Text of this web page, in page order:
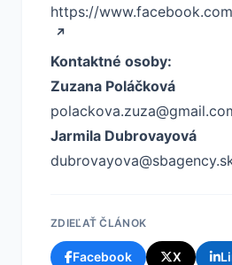
https://
Kontaktné osoby:
Zuzana Poláčková
Jarmila Dubrovayová
ZDIEĽAŤ ČLÁNOK
Facebook X